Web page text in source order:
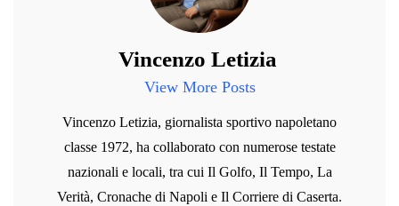
Vincenzo Letizia
View More Posts
Vincenzo Letizia, giornalista sportivo napoletano
classe 1972, ha collaborato con numerose testate
nazionali e locali, tra cui Il Golfo, Il Tempo, La
Verità, Cronache di Napoli e Il Corriere di Caserta.